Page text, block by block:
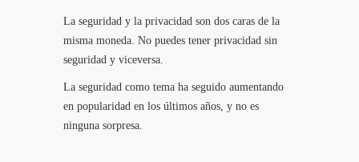
La seguridad y la privacidad son dos caras de la
misma moneda. No puedes tener privacidad sin
seguridad y viceversa.
La seguridad como tema ha seguido aumentando
en popularidad en los últimos años, y no es
ninguna sorpresa.